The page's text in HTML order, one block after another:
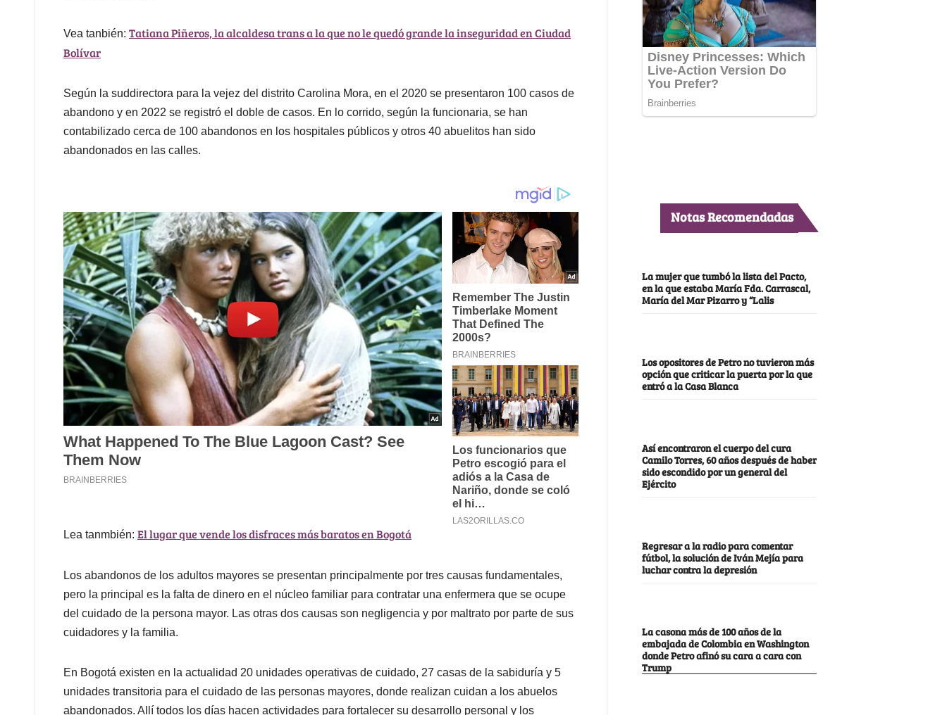
Vea tanbién: Tatiana Piñeros, la alcaldesa trans a la que no le quedó grande la inseguridad en Ciudad
Bolívar
Según la suddirectora para la vejez del distrito Carolina Mora, en el 2020 se presentaron 100 casos de
abandono y en 2022 se registró el doble de casos. En lo corrido, según la funcionaria, se han
contabilizado cerca de 100 abandonos en los hospitales públicos y otros 40 abuelitos han sido
abandonados en las calles.
Lea tanmbién: El lugar que vende los disfraces más baratos en Bogotá
Los abandonos de los adultos mayores se presentan principalmente por tres causas fundamentales,
pero la principal es la falta de dinero en el núcleo familiar para contratar una enfermera que se ocupe
del cuidado de la persona mayor. Las otras dos causas son negligencia y por maltrato por parte de sus
cuidadores y la familia.
En Bogotá existen en la actualidad 20 unidades operativas de cuidado, 27 casas de la sabiduría y 5
unidades transitoria para el cuidado de las personas mayores, donde realizan cuidan a los abuelos
abandonados. Allí todos los días hacen actividades para fortalecer su desarrollo personal y los
Notas Recomendadas
La mujer que tumbó la lista del Pacto,
en la que estaba María Fda. Carrascal,
María del Mar Pizarro y “Lalis
Los opositores de Petro no tuvieron más
opción que criticar la puerta por la que
entró a la Casa Blanca
Así encontraron el cuerpo del cura
Camilo Torres, 60 años después de haber
sido escondido por un general del
Ejército
Regresar a la radio para comentar
fútbol, la solución de Iván Mejía para
luchar contra la depresión
La casona más de 100 años de la
embajada de Colombia en Washington
donde Petro afinó su cara a cara con
Trump